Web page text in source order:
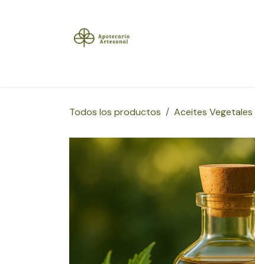
Todos los productos Aceites